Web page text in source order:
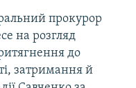
прокурор
на розгляд
до
затримання й